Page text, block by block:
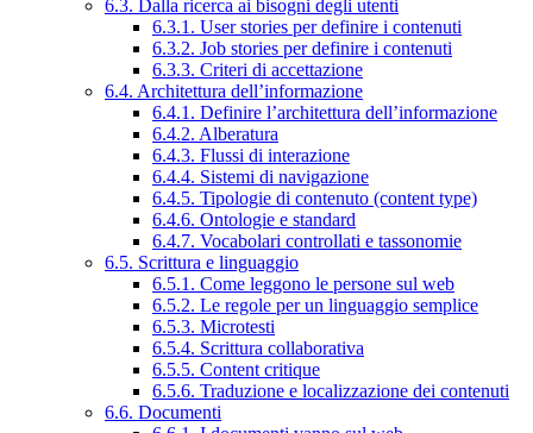
6.3. Dalla ricerca ai bisogni degli utenti
6.3.1. User stories per definire i contenuti
6.3.2. Job stories per definire i contenuti
6.3.3. Criteri di accettazione
6.4. Architettura dell’informazione
6.4.1. Definire l’architettura dell’informazione
6.4.2. Alberatura
6.4.3. Flussi di interazione
6.4.4. Sistemi di navigazione
6.4.5. Tipologie di contenuto (content type)
6.4.6. Ontologie e standard
6.4.7. Vocabolari controllati e tassonomie
6.5. Scrittura e linguaggio
6.5.1. Come leggono le persone sul web
6.5.2. Le regole per un linguaggio semplice
6.5.3. Microtesti
6.5.4. Scrittura collaborativa
6.5.5. Content critique
6.5.6. Traduzione e localizzazione dei contenuti
6.6. Documenti